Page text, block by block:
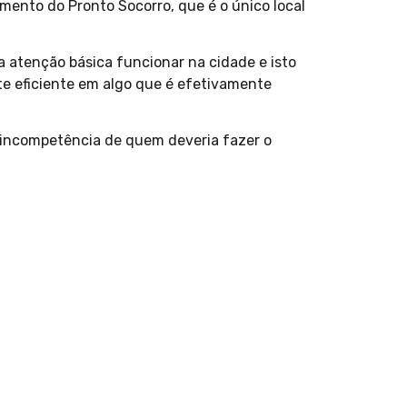
do Pronto Socorro, que é o único local
atenção básica funcionar na cidade e isto
eficiente em algo que é efetivamente
de quem deveria fazer o